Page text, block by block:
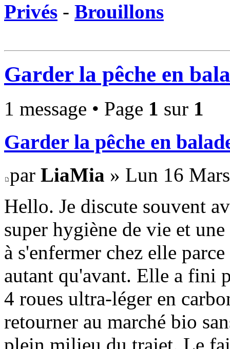
Privés - Brouillons
Garder la pêche en
1 message • Page 1 sur 1
Garder la pêche en
par LiaMia » Lun 16
Hello. Je discute souvent
super hygiène de vie et
à s'enfermer chez elle
autant qu'avant. Elle a fini
4 roues ultra-léger en
retourner au marché bio